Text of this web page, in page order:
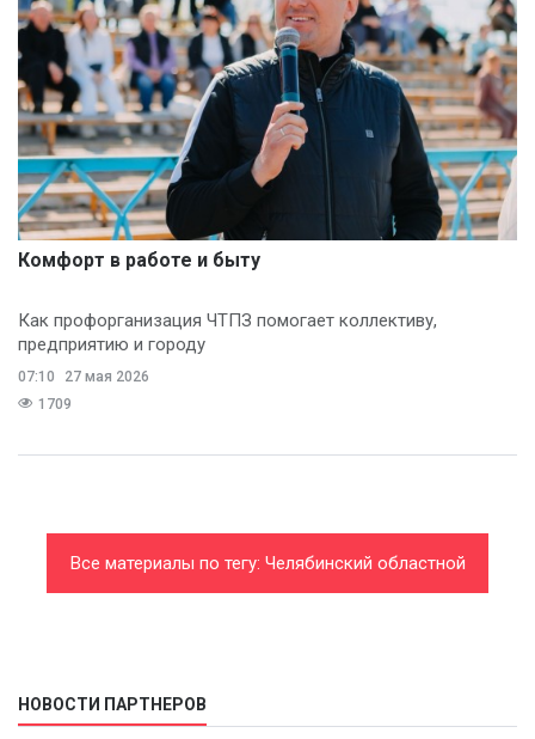
Комфорт в работе и быту
Как профорганизация ЧТПЗ помогает коллективу,
предприятию и городу
07:10
27 мая 2026
1709
Все материалы по тегу: Челябинский областной
НОВОСТИ ПАРТНЕРОВ